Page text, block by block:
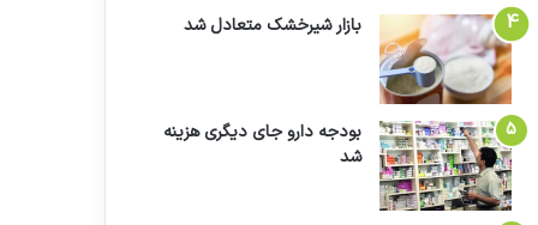
بازار شیرخشک متعادل شد
بودجه دارو جای دیگری هزینه
شد